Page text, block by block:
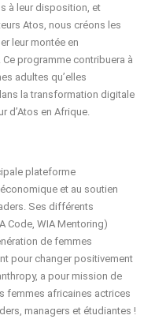
à leur disposition, et
Atos, nous créons les
leur montée en
programme contribuera à
adultes qu’elles
la transformation digitale
d’Atos en Afrique.
plateforme
et au soutien
Ses différents
Code, WIA Mentoring)
de femmes
pour changer positivement
a pour mission de
femmes africaines actrices
managers et étudiantes !